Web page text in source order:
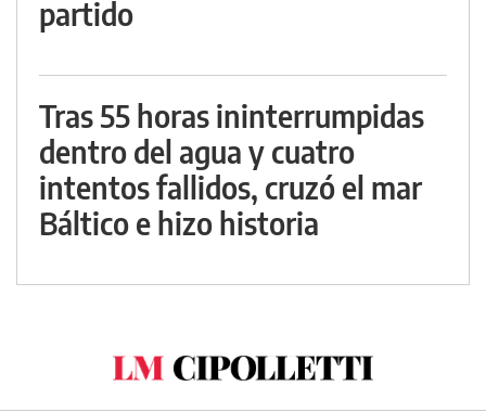
partido
Tras 55 horas ininterrumpidas
dentro del agua y cuatro
intentos fallidos, cruzó el mar
Báltico e hizo historia